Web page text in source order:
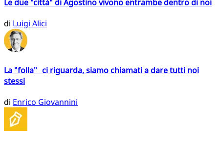
Le due "città" di Agostino vivono entrambe dentro di noi
di Luigi Alici
La "folla" ci riguarda, siamo chiamati a dare tutti noi
stessi
di Enrico Giovannini